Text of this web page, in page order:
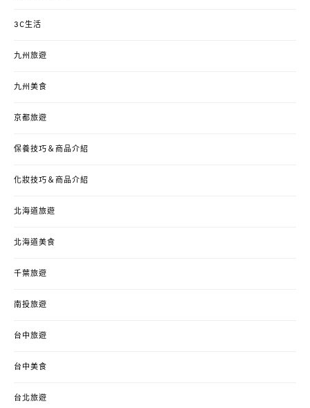
3C生活
九州旅遊
九州美食
京都旅遊
保養技巧＆商品介紹
化妝技巧＆商品介紹
北海道旅遊
北海道美食
千葉旅遊
南投旅遊
台中旅遊
台中美食
台北旅遊